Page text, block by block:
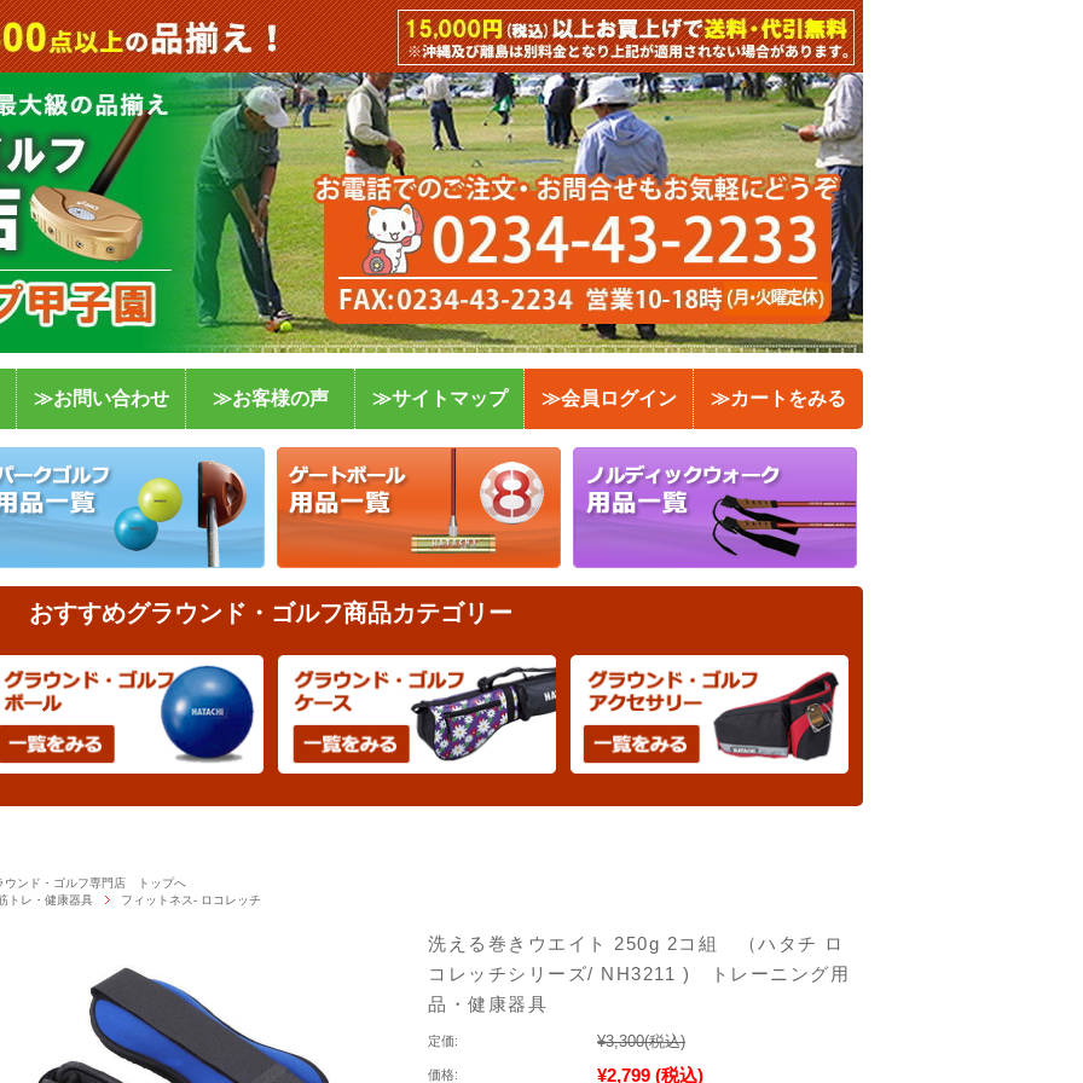
≫お問い合わせ ≫お客様の声 ≫サイトマップ ≫会員ログイン ≫カートをみる
おすすめグラウンド・ゴルフ商品カテゴリー
ウンド・ゴルフ専門店 トップへ
トレ・健康器具
フィットネス- ロコレッチ
洗える巻きウエイト 250g 2コ組 （ハタチ ロ
コレッチシリーズ/ NH3211 ) トレーニング用
品・健康器具
定価: ¥3,300(税込)
価格: ¥2,799 (税込)